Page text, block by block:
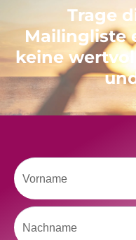
Klicke hier,
akzeptieren
kolitscher.by.biotic
Trage
Mailingliste
keine
Vorname
Nachname